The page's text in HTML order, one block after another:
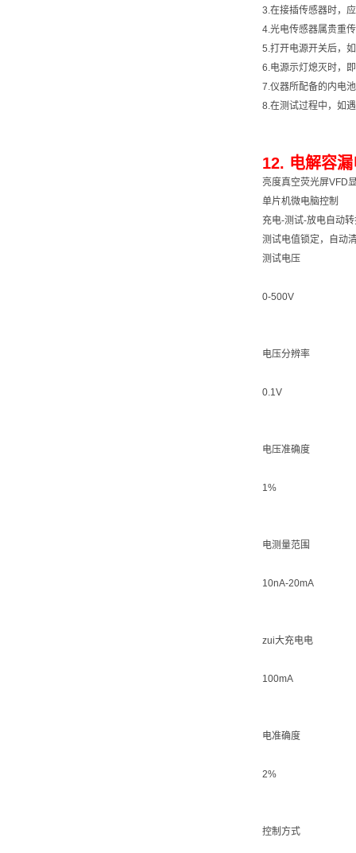
3.在接插传感器时，
4.光电传感器属贵重
5.打开电源开关后，
6.电源示灯熄灭时，
7.仪器所配备的内电
8.在测试过程中，如
12. 电解容
亮度真空荧光屏VFD
单片机微电脑控制
充电-测试-放电自动
测试电值锁定，自动
测试电压
0-500V
电压分辨率
0.1V
电压准确度
1%
电测量范围
10nA-20mA
zui大充电电
100mA
电准确度
2%
控制方式